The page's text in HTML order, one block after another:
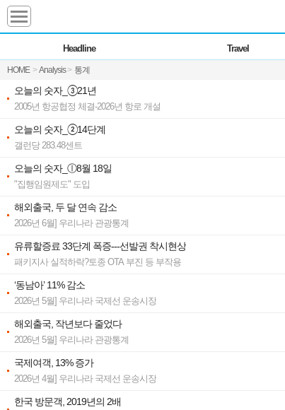
Headline Travel
HOME > Analysis > 통계
Headline
News
Commentary Opinion
Focus Marketing
Travel
Transfer
Destination
오늘의 숫자_③21년
2005년 항공협정 체결-2026년 항로 개설
오늘의 숫자_②14단계
갤런당 283.48센트
오늘의 숫자_ⓛ8월 18일
"집행임원제도" 도입
해외출국, 두 달 연속 감소
2026년 6월] 우리나라 관광통계
유류할증료 33단계 폭증---선발권 착시현상
패키지사 실적하락?토종 OTA 부진 등 부작용
‘동남아’ 11% 감소
2026년 5월] 우리나라 국제선 운송시장
해외출국, 작년보다 줄었다
2026년 5월] 우리나라 관광통계
국제여객, 13% 증가
2026년 4월] 우리나라 국제선 운송시장
한국 방문객, 2019년의 2배